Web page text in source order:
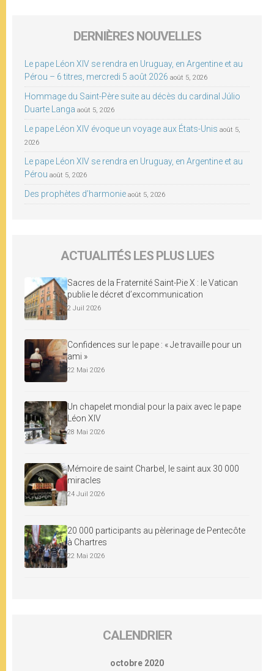
DERNIÈRES NOUVELLES
Le pape Léon XIV se rendra en Uruguay, en Argentine et au
Pérou – 6 titres, mercredi 5 août 2026 août 5, 2026
Hommage du Saint-Père suite au décès du cardinal Júlio
Duarte Langa août 5, 2026
Le pape Léon XIV évoque un voyage aux États-Unis août 5,
2026
Le pape Léon XIV se rendra en Uruguay, en Argentine et au
Pérou août 5, 2026
Des prophètes d’harmonie août 5, 2026
ACTUALITÉS LES PLUS LUES
Sacres de la Fraternité Saint-Pie X : le Vatican
publie le décret d’excommunication
2 Juil 2026
Confidences sur le pape : « Je travaille pour un
ami »
22 Mai 2026
Un chapelet mondial pour la paix avec le pape
Léon XIV
28 Mai 2026
Mémoire de saint Charbel, le saint aux 30 000
miracles
24 Juil 2026
20 000 participants au pèlerinage de Pentecôte
à Chartres
22 Mai 2026
CALENDRIER
octobre 2020